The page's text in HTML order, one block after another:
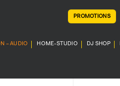
PROMOTIONS
– AUDIO HOME-STUDIO DJ SHOP